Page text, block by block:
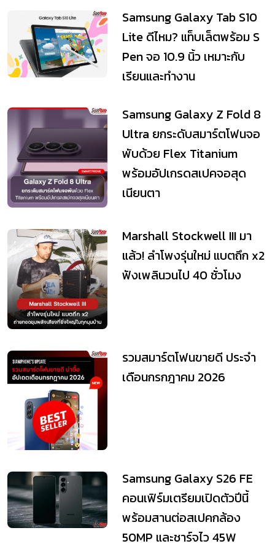
Samsung Galaxy Tab S10
Lite ดีไหม? แท็บเล็ตพร้อม S
Pen จอ 10.9 นิ้ว เหมาะกับ
เรียนและทำงาน
Samsung Galaxy Z Fold 8
Ultra ยกระดับสมาร์ตโฟนจอ
พับด้วย Flex Titanium
พร้อมอัปเกรดสเปคจอสุด
เนียนตา
Marshall Stockwell III มา
แล้ว! ลำโพงรุ่นใหม่ แบตถึก x2
ฟังเพลินวนไป 40 ชั่วโมง
รวมสมาร์ตโฟนขายดี ประจำ
เดือนกรกฎาคม 2026
Samsung Galaxy S26 FE
คอนเฟิร์มเตรียมเปิดตัวปีนี้
พร้อมสานต่อสเปคกล้อง
50MP และชาร์จไว 45W